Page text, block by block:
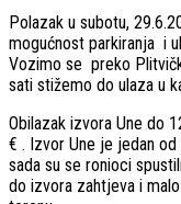
Polazak u subotu,
mogućnost parkiranja i
Vozimo se preko
sati stižemo do ulaza u
Obilazak izvora Une do
€ . Izvor Une je jedan
sada su se ronioci
do izvora zahtjeva i